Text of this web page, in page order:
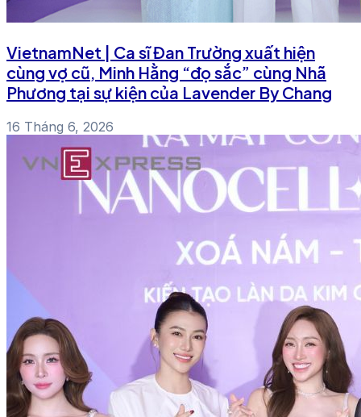
VietnamNet | Ca sĩ Đan Trường xuất hiện
cùng vợ cũ, Minh Hằng “đọ sắc” cùng Nhã
Phương tại sự kiện của Lavender By Chang
16 Tháng 6, 2026